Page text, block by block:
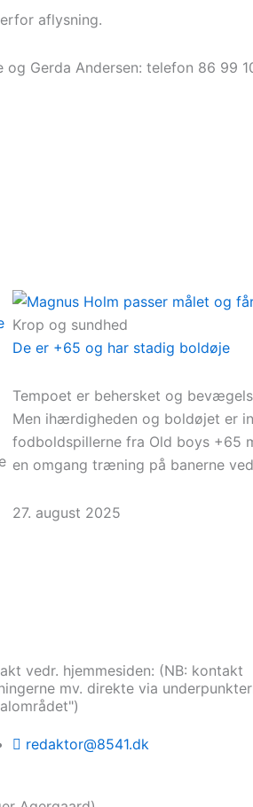
aflysning.
Gerda Andersen: telefon 86 99
Krop og sundhed
De er +65 og har stadig boldøje
Tempoet er behersket og
Men ihærdigheden og boldøjet er
fodboldspillerne fra Old boys +65
en omgang træning på banerne
27. august 2025
vedr. hjemmesiden: (NB: kontakt
mv. direkte via
redaktor@8541.dk